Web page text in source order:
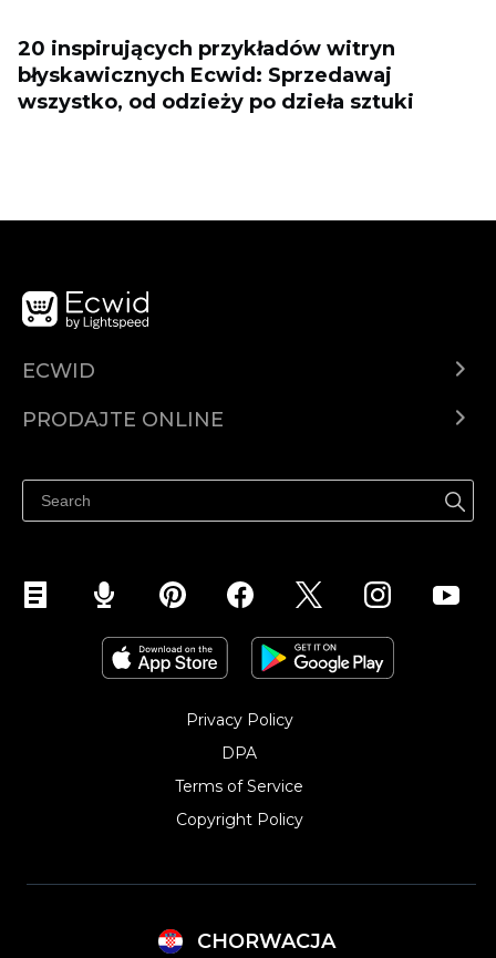
20 inspirujących przykładów witryn
błyskawicznych Ecwid: Sprzedawaj
wszystko, od odzieży po dzieła sztuki
ECWID
PRODAJTE ONLINE
Privacy Policy
DPA
Terms of Service
Copyright Policy‎
CHORWACJA